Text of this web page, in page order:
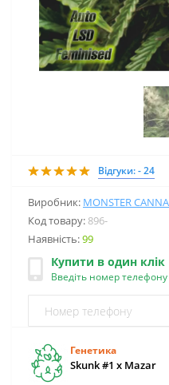
Відгуки: - 24
Виробник: MONSTER
Код товару: 896-
Наявність:99
Купити в один клік
Введіть номер
Генетика
Skunk #1 x Mazar